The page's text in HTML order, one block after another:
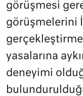
görüşmesi
görüşmelerini
yasalarına
deneyimi